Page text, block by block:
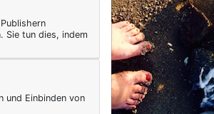
Sie tun dies, indem
und Einbinden von